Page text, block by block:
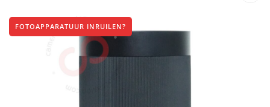
FOTOAPPARATUUR INRUILEN?